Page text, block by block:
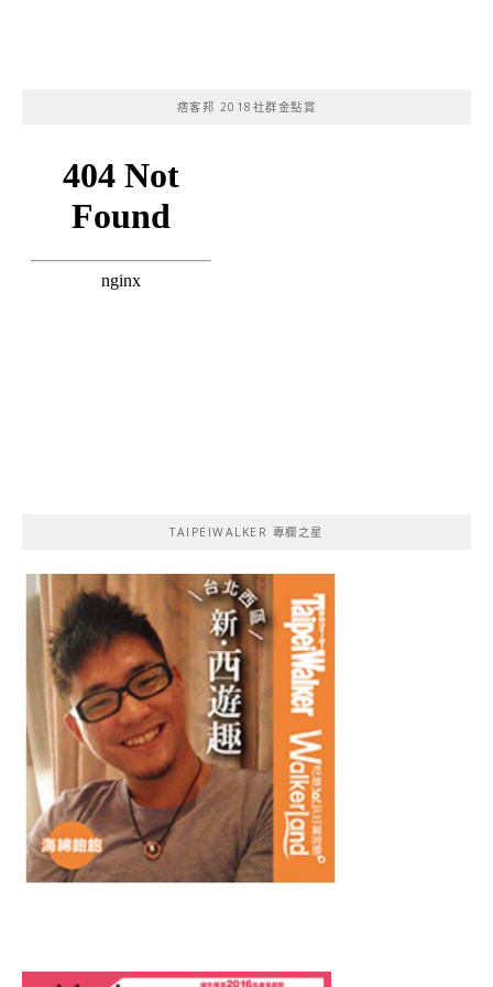
痞客邦 2018社群金點賞
TAIPEIWALKER 專欄之星